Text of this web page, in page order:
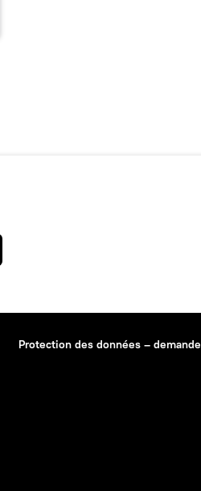
Protection des données – demande